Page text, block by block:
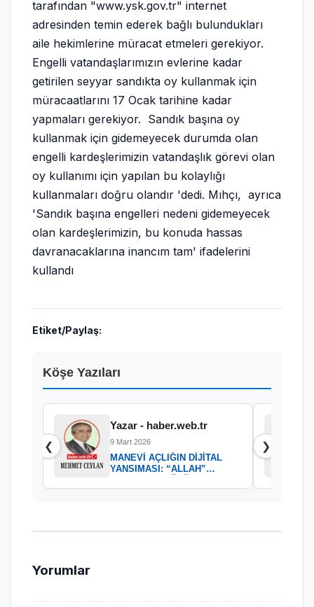
tarafından "www.ysk.gov.tr" internet
adresinden temin ederek bağlı bulundukları
aile hekimlerine müracat etmeleri gerekiyor.
Engelli vatandaşlarımızın evlerine kadar
getirilen seyyar sandıkta oy kullanmak için
müracaatlarını 17 Ocak tarihine kadar
yapmaları gerekiyor. Sandık başına oy
kullanmak için gidemeyecek durumda olan
engelli kardeşlerimizin vatandaşlık görevi olan
oy kullanımı için yapılan bu kolaylığı
kullanmaları doğru olandır 'dedi. Mıhçı, ayrıca
'Sandık başına engelleri nedeni gidemeyecek
olan kardeşlerimizin, bu konuda hassas
davranacaklarına inancım tam' ifadelerini
kullandı
Etiket/Paylaş:
Köşe Yazıları
❮
Yazar - haber.web.tr
9 Mart 2026
MANEVİ AÇLIĞIN DİJİTAL
YANSIMASI: “ALLAH”
❯
Yorumlar